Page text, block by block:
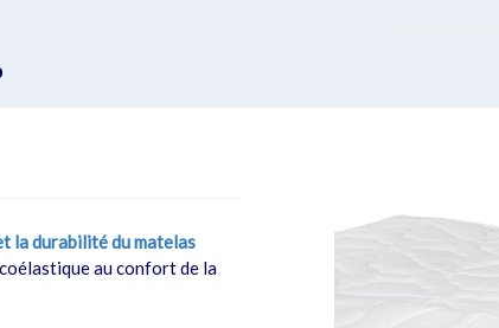
la durabilité du matelas
au confort de la